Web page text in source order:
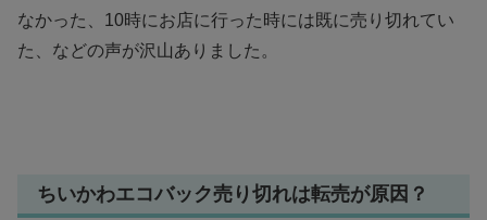
なかった、10時にお店に行った時には既に売り切れてい
た、などの声が沢山ありました。
ちいかわエコバック売り切れは転売が原因？